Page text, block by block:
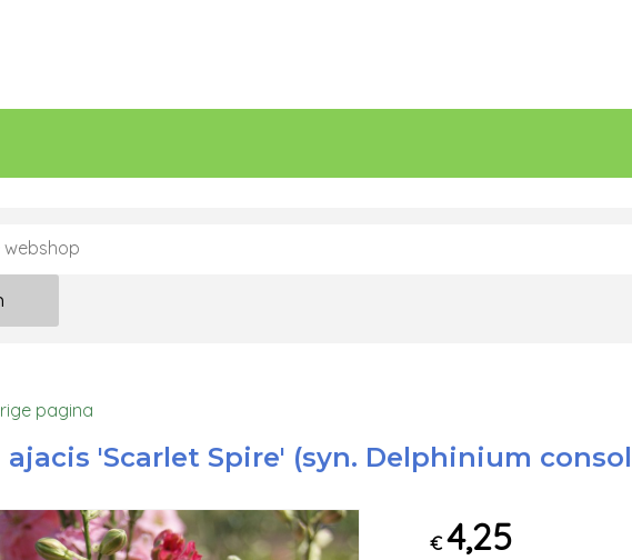
pagina
ajacis 'Scarlet Spire' (syn. Delphinium
€ 4,25